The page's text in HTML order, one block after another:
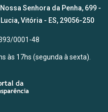
Senhora da Penha, 699 -
Lucia, Vitória - ES, 29056-250
0001-48
às 17hs (segunda à sexta).